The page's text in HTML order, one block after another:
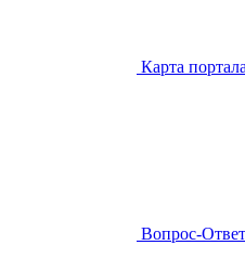
Карта
Вопрос-Ответ